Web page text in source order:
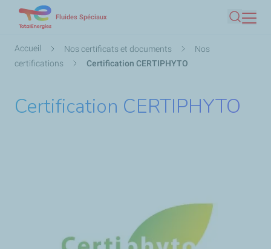
contenu
principal
Fluides Spéciaux
Fil
d'Ariane
Accueil Nos certificats et documents
Nos
certifications
Certification CERTIPHYTO
Certification CERTIPHYTO